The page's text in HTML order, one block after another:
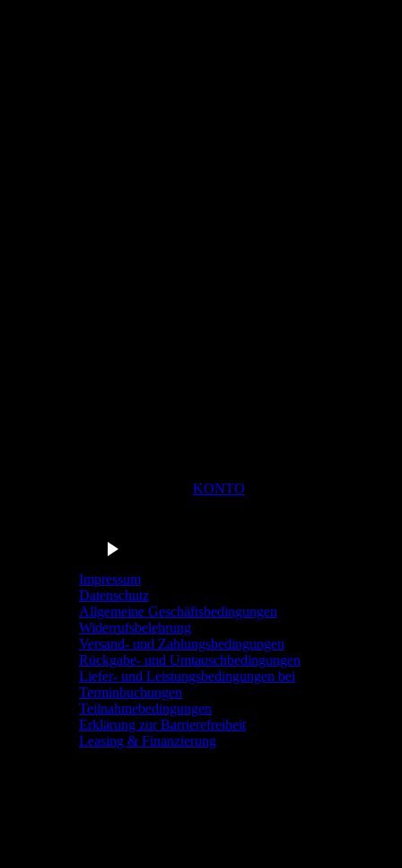
KONTO
Impressum
Datenschutz
Allgemeine Geschäftsbedingungen
Widerrufsbelehrung
Versand- und Zahlungsbedingungen
Rückgabe- und Umtauschbedingungen
Liefer- und Leistungsbedingungen bei
Terminbuchungen
Teilnahmebedingungen
Erklärung zur Barrierefreiheit
Leasing & Finanzierung